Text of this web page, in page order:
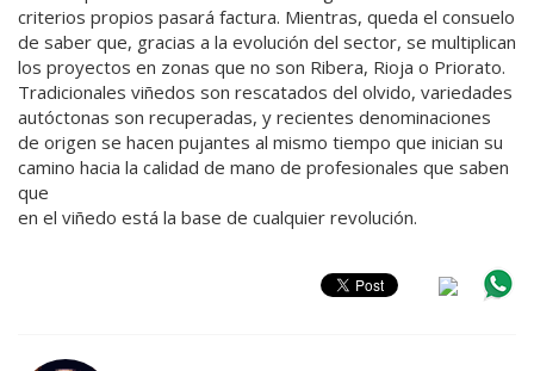
criterios propios pasará factura. Mientras, queda el consuelo
de saber que, gracias a la evolución del sector, se multiplican
los proyectos en zonas que no son Ribera, Rioja o Priorato.
Tradicionales viñedos son rescatados del olvido, variedades
autóctonas son recuperadas, y recientes denominaciones
de origen se hacen pujantes al mismo tiempo que inician su
camino hacia la calidad de mano de profesionales que saben
que
en el viñedo está la base de cualquier revolución.